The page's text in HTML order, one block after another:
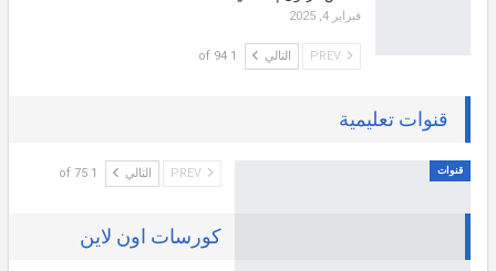
فبراير 4, 2025
التالي 1 of 94
قنوات تعليمية
قنوات التالي 1 of 75
كورسات اون لاين